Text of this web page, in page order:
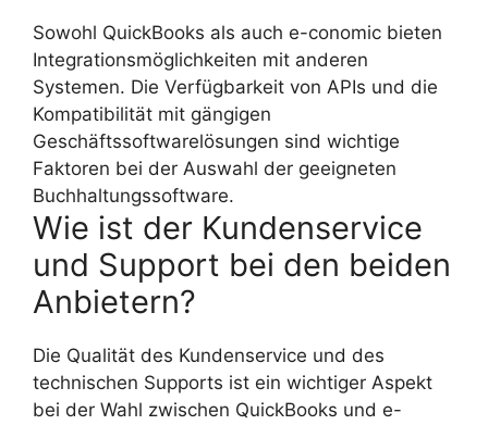
Sowohl QuickBooks als auch e-conomic bieten
Integrationsmöglichkeiten mit anderen
Systemen. Die Verfügbarkeit von APIs und die
Kompatibilität mit gängigen
Geschäftssoftwarelösungen sind wichtige
Faktoren bei der Auswahl der geeigneten
Buchhaltungssoftware.
Wie ist der Kundenservice
und Support bei den beiden
Anbietern?
Die Qualität des Kundenservice und des
technischen Supports ist ein wichtiger Aspekt
bei der Wahl zwischen QuickBooks und e-